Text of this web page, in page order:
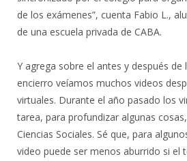
de los exámenes”, cuenta Fabio L.,
de una escuela privada de CABA.
Y agrega sobre el antes y después de
encierro veíamos muchos videos
virtuales. Durante el año pasado los
tarea, para profundizar algunas
Ciencias Sociales. Sé que, para
video puede ser menos aburrido si el